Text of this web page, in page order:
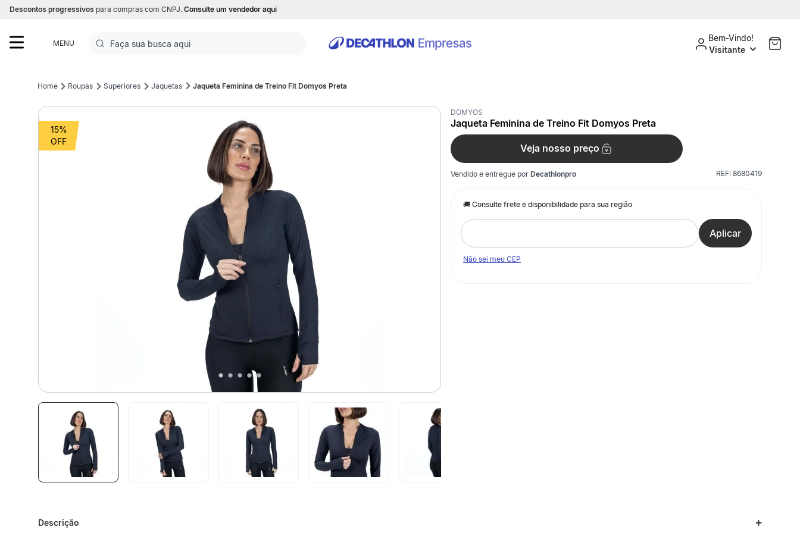
Descontos progressivos para compras com CNPJ. Consulte um vendedor aqui
MENU
Faça sua busca aqui
1ºFutebol
Bem-Vindo!
Visitante
Roupas Superiores Jaquetas Jaqueta Feminina de Treino Fit Domyos Preta
15%
DOMYOS
Jaqueta Feminina de Treino Fit Domyos Preta
Veja nosso preço
Vendido e entregue porDecathlonpro REF: 8680419
Não sei meu CEP
Descrição